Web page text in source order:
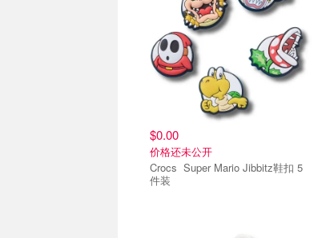
$0.00
价格还未公开
Crocs Super Mario Jibbitz鞋扣 5
件装